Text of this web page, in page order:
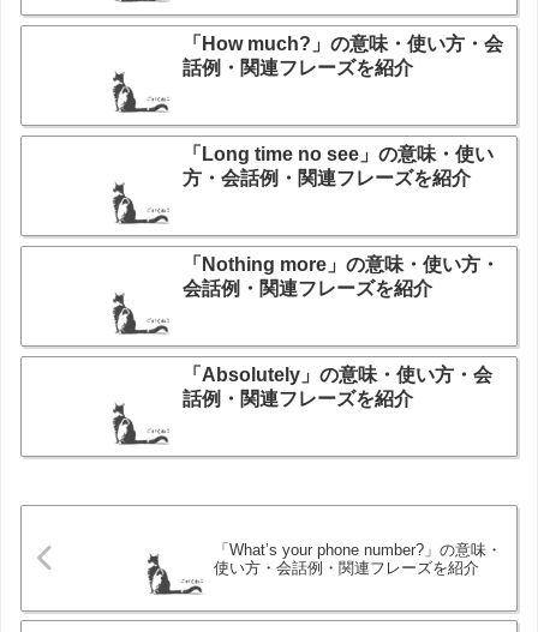
「How much?」の意味・使い方・会
話例・関連フレーズを紹介
「Long time no see」の意味・使い
方・会話例・関連フレーズを紹介
「Nothing more」の意味・使い方・
会話例・関連フレーズを紹介
「Absolutely」の意味・使い方・会
話例・関連フレーズを紹介
「What’s your phone number?」の意味・
使い方・会話例・関連フレーズを紹介